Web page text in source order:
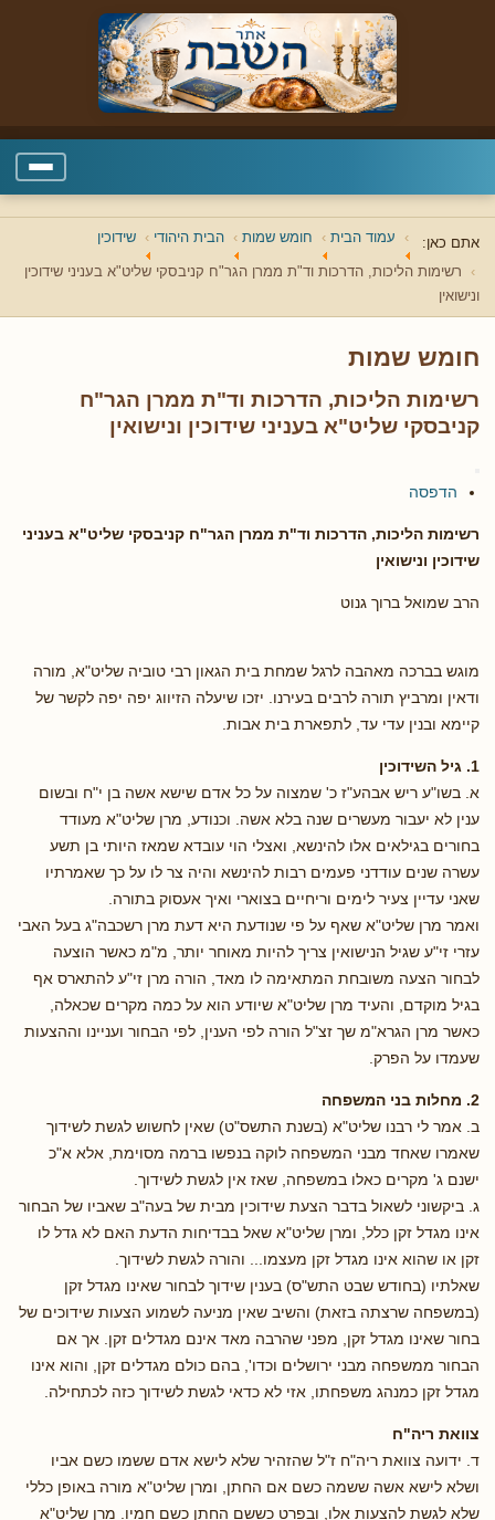
אתם כאן: עמוד הבית חומש שמות הבית היהודי שידוכין
רשימות הליכות, הדרכות וד"ת ממרן הגר"ח קניבסקי שליט"א בעניני שידוכין
ונישואין
חומש שמות
רשימות הליכות, הדרכות וד"ת ממרן הגר"ח
קניבסקי שליט"א בעניני שידוכין ונישואין
הדפסה
רשימות הליכות, הדרכות וד"ת ממרן הגר"ח קניבסקי שליט"א בעניני
שידוכין ונישואין
הרב שמואל ברוך גנוט
מוגש בברכה מאהבה לרגל שמחת בית הגאון רבי טוביה שליט"א, מורה
ודאין ומרביץ תורה לרבים בעירנו. יזכו שיעלה הזיווג יפה יפה לקשר של
קיימא ובנין עדי עד, לתפארת בית אבות.
1. גיל השידוכין
א. בשו"ע ריש אבהע"ז כ' שמצוה על כל אדם שישא אשה בן י"ח ובשום
ענין לא יעבור מעשרים שנה בלא אשה. וכנודע, מרן שליט"א מעודד
בחורים בגילאים אלו להינשא, ואצלי הוי עובדא שמאז היותי בן תשע
עשרה שנים עודדני פעמים רבות להינשא והיה צר לו על כך שאמרתיו
שאני עדיין צעיר לימים וריחיים בצוארי ואיך אעסוק בתורה.
ואמר מרן שליט"א שאף על פי שנודעת היא דעת מרן רשכבה"ג בעל האבי
עזרי זי"ע שגיל הנישואין צריך להיות מאוחר יותר, מ"מ כאשר הוצעה
לבחור הצעה משובחת המתאימה לו מאד, הורה מרן זי"ע להתארס אף
בגיל מוקדם, והעיד מרן שליט"א שיודע הוא על כמה מקרים שכאלה,
כאשר מרן הגרא"מ שך זצ"ל הורה לפי הענין, לפי הבחור ועניינו וההצעות
שעמדו על הפרק.
2. מחלות בני המשפחה
ב. אמר לי רבנו שליט"א (בשנת התשס"ט) שאין לחשוש לגשת לשידוך
שאמרו שאחד מבני המשפחה לוקה בנפשו ברמה מסוימת, אלא א"כ
ישנם ג' מקרים כאלו במשפחה, שאז אין לגשת לשידוך.
ג. ביקשוני לשאול בדבר הצעת שידוכין מבית של בעה"ב שאביו של הבחור
אינו מגדל זקן כלל, ומרן שליט"א שאל בבדיחות הדעת האם לא גדל לו
זקן או שהוא אינו מגדל זקן מעצמו... והורה לגשת לשידוך.
שאלתיו (בחודש שבט התש"ס) בענין שידוך לבחור שאינו מגדל זקן
(במשפחה שרצתה בזאת) והשיב שאין מניעה לשמוע הצעות שידוכים של
בחור שאינו מגדל זקן, מפני שהרבה מאד אינם מגדלים זקן. אך אם
הבחור ממשפחה מבני ירושלים וכדו', בהם כולם מגדלים זקן, והוא אינו
מגדל זקן כמנהג משפחתו, אזי לא כדאי לגשת לשידוך כזה לכתחילה.
צוואת ריה"ח
ד. ידועה צוואת ריה"ח ז"ל שהזהיר שלא לישא אדם ששמו כשם אביו
ושלא לישא אשה ששמה כשם אם החתן, ומרן שליט"א מורה באופן כללי
שלא לגשת להצעות אלו, ובפרט כששם החתן כשם חמיו. מרן שליט"א